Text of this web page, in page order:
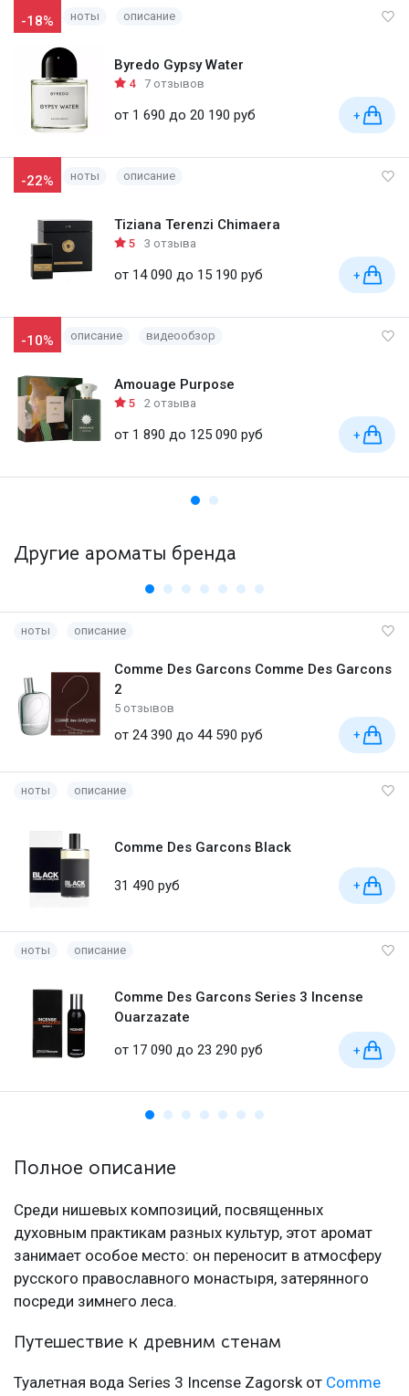
-18% ноты описание
Byredo Gypsy Water
4 7 отзывов
от 1 690 до 20 190 руб +
-22% ноты описание
Tiziana Terenzi Chimaera
5 3 отзыва
от 14 090 до 15 190 руб +
-10% описание видеообзор
Amouage Purpose
5 2 отзыва
от 1 890 до 125 090 руб +
Другие ароматы бренда
ноты описание
Comme Des Garcons Comme Des Garcons
2
5 отзывов
от 24 390 до 44 590 руб +
ноты описание
Comme Des Garcons Black
31 490 руб +
ноты описание
Comme Des Garcons Series 3 Incense
Ouarzazate
от 17 090 до 23 290 руб
+
Полное описание
Среди нишевых композиций, посвященных
духовным практикам разных культур, этот аромат
занимает особое место: он переносит в атмосферу
русского православного монастыря, затерянного
посреди зимнего леса.
Путешествие к древним стенам
Туалетная вода Series 3 Incense Zagorsk от Comme